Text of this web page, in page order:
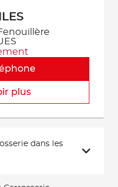
plus
dans les